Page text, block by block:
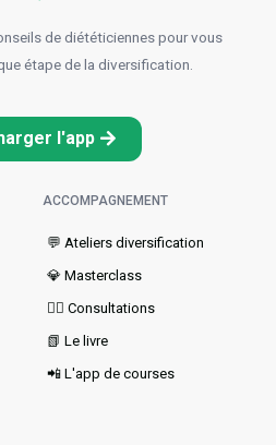
de diététiciennes pour vous
étape de la diversification.
l'app
ACCOMPAGNEMENT
💬 Ateliers diversification
💎 Masterclass
👩‍⚕️ Consultations
📗 Le livre
📲 L'app de courses